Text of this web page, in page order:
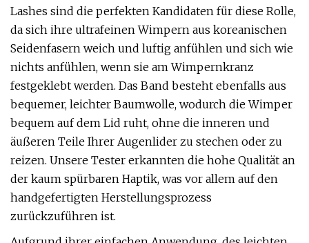
Lashes sind die perfekten Kandidaten für diese Rolle,
da sich ihre ultrafeinen Wimpern aus koreanischen
Seidenfasern weich und luftig anfühlen und sich wie
nichts anfühlen, wenn sie am Wimpernkranz
festgeklebt werden. Das Band besteht ebenfalls aus
bequemer, leichter Baumwolle, wodurch die Wimper
bequem auf dem Lid ruht, ohne die inneren und
äußeren Teile Ihrer Augenlider zu stechen oder zu
reizen. Unsere Tester erkannten die hohe Qualität an
der kaum spürbaren Haptik, was vor allem auf den
handgefertigten Herstellungsprozess
zurückzuführen ist.